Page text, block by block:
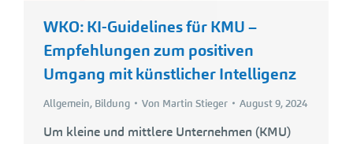
WKO: KI-Guidelines für KMU –
Empfehlungen zum positiven
Umgang mit künstlicher Intelligenz
Allgemein, Bildung Von Martin Stieger August 9, 2024
Um kleine und mittlere Unternehmen (KMU)